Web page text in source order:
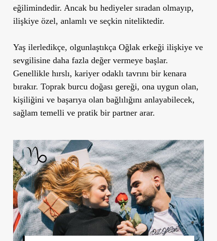
eğilimindedir. Ancak bu hediyeler sıradan olmayıp,
ilişkiye özel, anlamlı ve seçkin niteliktedir.
Yaş ilerledikçe, olgunlaştıkça Oğlak erkeği ilişkiye ve
sevgilisine daha fazla değer vermeye başlar.
Genellikle hırslı, kariyer odaklı tavrını bir kenara
bırakır. Toprak burcu doğası gereği, ona uygun olan,
kişiliğini ve başarıya olan bağlılığını anlayabilecek,
sağlam temelli ve pratik bir partner arar.